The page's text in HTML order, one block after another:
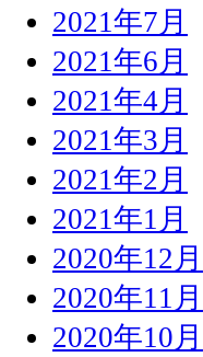
2021年7月
2021年6月
2021年4月
2021年3月
2021年2月
2021年1月
2020年12月
2020年11月
2020年10月